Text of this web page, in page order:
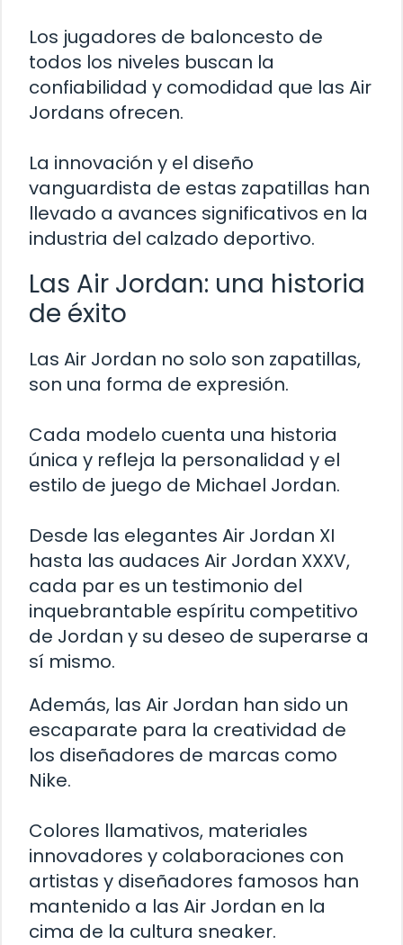
Los jugadores de baloncesto de
todos los niveles buscan la
confiabilidad y comodidad que las Air
Jordans ofrecen.
La innovación y el diseño
vanguardista de estas zapatillas han
llevado a avances significativos en la
industria del calzado deportivo.
Las Air Jordan: una historia
de éxito
Las Air Jordan no solo son zapatillas,
son una forma de expresión.
Cada modelo cuenta una historia
única y refleja la personalidad y el
estilo de juego de Michael Jordan.
Desde las elegantes Air Jordan XI
hasta las audaces Air Jordan XXXV,
cada par es un testimonio del
inquebrantable espíritu competitivo
de Jordan y su deseo de superarse a
sí mismo.
Además, las Air Jordan han sido un
escaparate para la creatividad de
los diseñadores de marcas como
Nike.
Colores llamativos, materiales
innovadores y colaboraciones con
artistas y diseñadores famosos han
mantenido a las Air Jordan en la
cima de la cultura sneaker.